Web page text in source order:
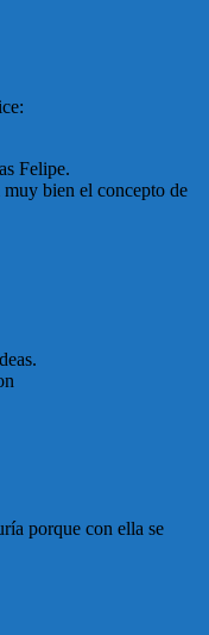
Felipe.
bien el concepto de
porque con ella se